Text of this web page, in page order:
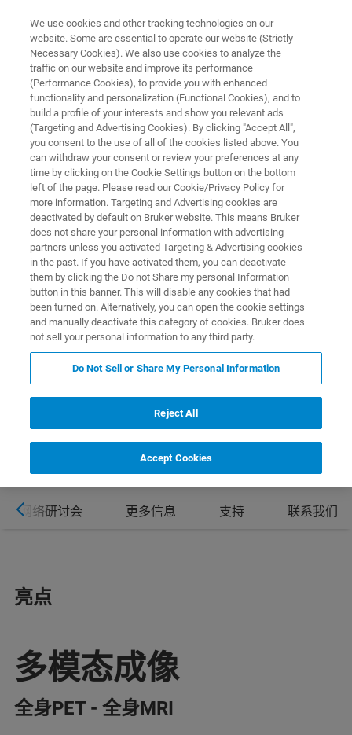
分子影像
PET Insert
PET Insert 用于PET/MR同步成像，将高灵敏度
PET成像与多参数MRI成像相结合，打开了分子
和功能成像的独特视野。
网络研讨会 更多信息 支持 联系我们
亮点
多模态成像
全身PET - 全身MRI
We use cookies and other tracking technologies on our
website. Some are essential to operate our website (Strictly
Necessary Cookies). We also use cookies to analyze the
traffic on our website and improve its performance
(Performance Cookies), to provide you with enhanced
functionality and personalization (Functional Cookies), and to
build a profile of your interests and show you relevant ads
(Targeting and Advertising Cookies). By clicking "Accept All",
you consent to the use of all of the cookies listed above. You
can withdraw your consent or review your preferences at any
time by clicking on the Cookie Settings button on the bottom
left of the page. Please read our Cookie/Privacy Policy for
more information. Targeting and Advertising cookies are
deactivated by default on Bruker website. This means Bruker
does not share your personal information with advertising
partners unless you activated Targeting & Advertising cookies
in the past. If you have activated them, you can deactivate
them by clicking the Do not Share my personal Information
button in this banner. This will disable any cookies that had
been turned on. Alternatively, you can open the cookie settings
and manually deactivate this category of cookies. Bruker does
not sell your personal information to any third party.
Do Not Sell or Share My Personal Information
Reject All
Accept Cookies